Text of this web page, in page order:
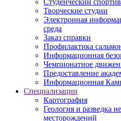
Творческие студии
Электронная
среда
Заказ справки
Профилактика
Информационная
Чемпионатное
Предоставление
Информационная
Специализации
Картография
Геология и разведка
месторождений